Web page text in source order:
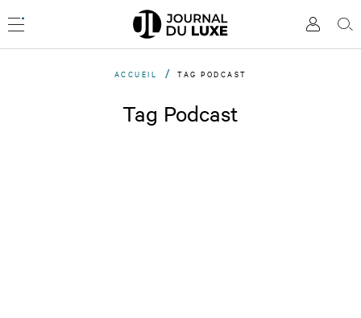
directement
Mon
Menu
ACCUEIL TAG PODCAST
Tag Podcast